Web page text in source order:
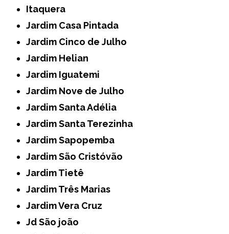
Itaquera
Jardim Casa Pintada
Jardim Cinco de Julho
Jardim Helian
Jardim Iguatemi
Jardim Nove de Julho
Jardim Santa Adélia
Jardim Santa Terezinha
Jardim Sapopemba
Jardim São Cristóvão
Jardim Tietê
Jardim Três Marias
Jardim Vera Cruz
Jd São joão